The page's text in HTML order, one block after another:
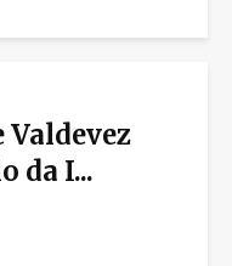
Valdevez
da I...